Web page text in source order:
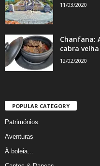
11/03/2020
Chanfana:
cabra
12/02/2020
POPULAR CATEGORY
Patrimónios
Aventuras
À boleia...